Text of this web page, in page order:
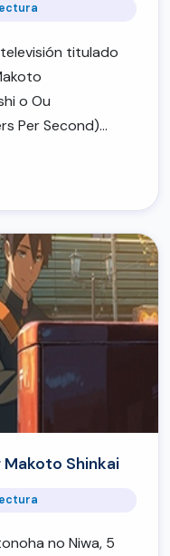
titulado
o Ou
Per Second)…
Shinkai
no Niwa, 5